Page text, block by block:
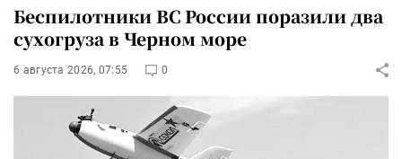
Беспилотники ВС России поразили два
сухогруза в Черном море
6 августа 2026, 07:55 0